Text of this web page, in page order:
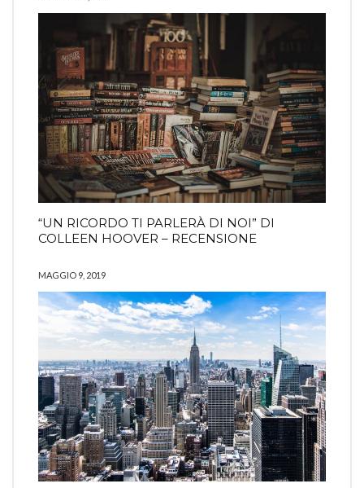
“UN RICORDO TI PARLERÀ DI NOI” DI
COLLEEN HOOVER – RECENSIONE
MAGGIO 9, 2019